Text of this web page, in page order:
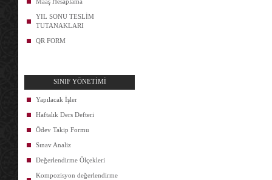
YIL SONU TESLİM
TUTANAKLARI
QR FORM
SINIF YÖNETİMİ
Yapılacak İşler
Haftalık Ders Defteri
Ödev Takip Formu
Sınav Analiz
Değerlendirme Ölçekleri
Kompozisyon değerlendirme